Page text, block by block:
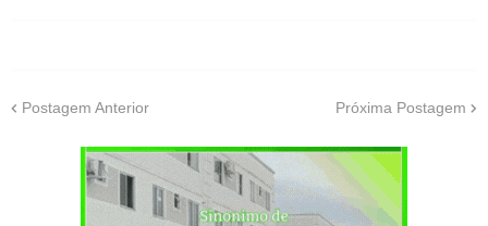
Postagem Anterior Próxima Postagem